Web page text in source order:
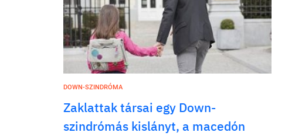
DOWN-SZINDRÓMA
Zaklattak társai egy Down-
szindrómás kislányt, a macedón